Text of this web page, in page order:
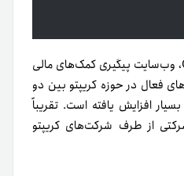
طبق اطلاعات Open Secrets، وب‌سایت پیگیری کمک‌های مالی
فعال در حوزه کریپتو بین دو
دوره انتخاباتی ۲۰۲۰ تا ۲۰۲۴ بسیار افزایش یافته است. تقریباً
از طرف شرکت‌های کریپتو